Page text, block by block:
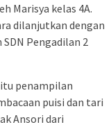
Marisya kelas 4A.
dilanjutkan dengan
Pengadilan 2
penampilan
puisi dan tari
Ansori dari